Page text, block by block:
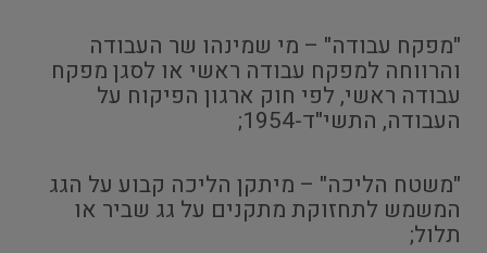
"מפקח עבודה" – מי שמינהו שר העבודה
והרווחה למפקח עבודה ראשי או לסגן מפקח
עבודה ראשי, לפי חוק ארגון הפיקוח על
העבודה, התשי"ד-1954;
"משטח הליכה" – מיתקן הליכה קבוע על הגג
המשמש לתחזוקת מתקנים על גג שביר או
תלול;